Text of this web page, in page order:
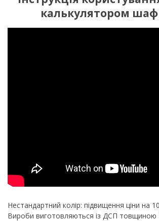
калькулятором шаф
Нестандартний колір: підвищення ціни на
Вироби виготовляються із ДСП товщиною